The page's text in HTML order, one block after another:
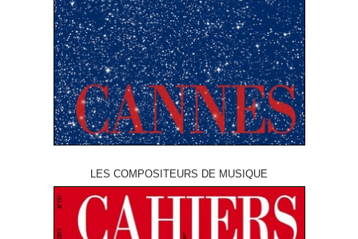
LES COMPOSITEURS DE MUSIQUE